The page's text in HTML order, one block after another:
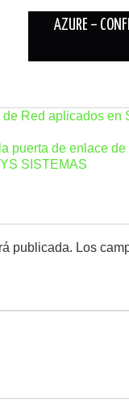
AZURE –
Red aplicados en
puerta de enlace de
SISTEMAS
publicada. Los